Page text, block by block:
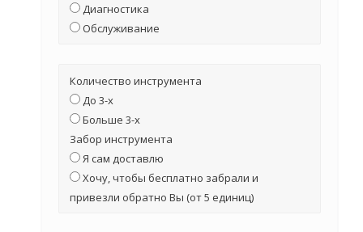
Диагностика
Обслуживание
Количество инструмента
До 3-х
Больше 3-х
Забор инструмента
Я сам доставлю
Хочу, чтобы бесплатно забрали и
привезли обратно Вы (от 5 единиц)